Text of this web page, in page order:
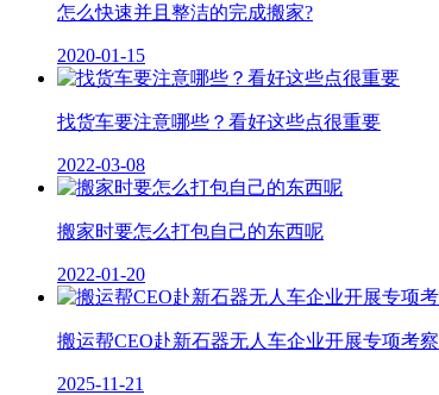
怎么快速并且整洁的完成搬家?
2020-01-15
找货车要注意哪些？看好这些点很重要
2022-03-08
搬家时要怎么打包自己的东西呢
2022-01-20
搬运帮CEO赴新石器无人车企业开展专项考察
2025-11-21